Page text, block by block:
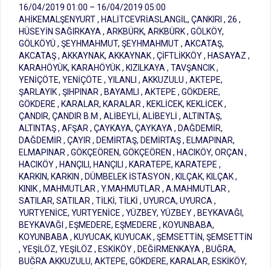
16/04/2019 01:00 – 16/04/2019 05:00
AHİKEMALŞENYURT , HALİTCEVRİASLANGİL, ÇANKIRI , 26 ,
HÜSEYİN SAĞIRKAYA , ARKBÜRK, ARKBÜRK , GÖLKÖY,
GÖLKÖYÜ , ŞEYHMAHMUT, ŞEYHMAHMUT , AKCATAŞ,
AKCATAŞ , AKKAYNAK, AKKAYNAK , ÇİFTLİKKÖY , HASAYAZ ,
KARAHÖYÜK, KARAHÖYÜK , KIZILKAYA , TAVŞANCIK ,
YENİÇÖTE, YENİÇÖTE , YILANLI , AKKUZULU , AKTEPE,
ŞARLAYIK , ŞIHPINAR , BAYAMLI , AKTEPE , GÖKDERE,
GÖKDERE , KARALAR, KARALAR , KEKLİCEK, KEKLİCEK ,
ÇANDIR, ÇANDIR B.M , ALİBEYLİ, ALİBEYLİ , ALTINTAŞ,
ALTINTAŞ , AFŞAR , ÇAYKAYA, ÇAYKAYA , DAĞDEMİR,
DAĞDEMİR , ÇAYIR , DEMİRTAŞ, DEMİRTAŞ , ELMAPINAR,
ELMAPINAR , GÖKÇEÖREN, GÖKÇEÖREN , HACIKÖY, ORÇAN ,
HACIKÖY , HANÇILI, HANÇILI , KARATEPE, KARATEPE ,
KARKIN, KARKIN , DÜMBELEK İSTASYON , KILÇAK, KILÇAK ,
KINIK , MAHMUTLAR , Y.MAHMUTLAR , A.MAHMUTLAR ,
SATILAR, SATILAR , TİLKİ, TİLKİ , UYURCA, UYURCA ,
YURTYENİCE, YURTYENİCE , YÜZBEY, YÜZBEY , BEYKAVAĞI,
BEYKAVAĞI , EŞMEDERE, EŞMEDERE , KOYUNBABA,
KOYUNBABA , KUYUCAK, KUYUCAK , ŞEMSETTİN, ŞEMSETTİN
, YEŞİLÖZ, YEŞİLÖZ , ESKİKÖY , DEĞİRMENKAYA , BUĞRA,
BUĞRA AKKUZULU, AKTEPE, GÖKDERE, KARALAR, ESKİKÖY,